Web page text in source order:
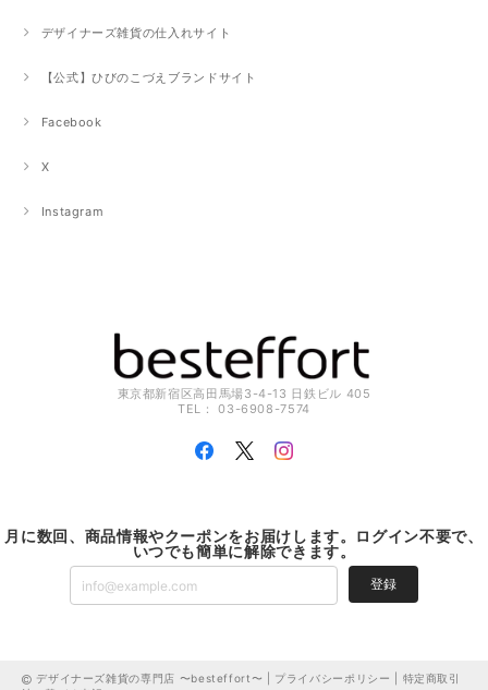
デザイナーズ雑貨の仕入れサイト
【公式】ひびのこづえブランドサイト
Facebook
X
Instagram
東京都新宿区高田馬場3-4-13 日鉄ビル 405
TEL： 03-6908-7574
月に数回、商品情報やクーポンをお届けします。ログイン不要で、
いつでも簡単に解除できます。
登録
デザイナーズ雑貨の専門店 〜besteffort〜 | プライバシーポリシー
特定商取引